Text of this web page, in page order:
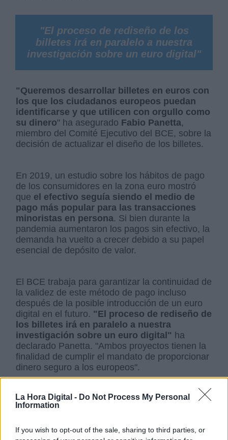
La Hora Digital - Do Not Process My Personal
Information
If you wish to opt-out of the sale, sharing to third parties, or
"El proceso de rediseño de los
billetes irá en paralelo a nuestra
investigación sobre un euro digital"
"Queremos desarrollar billetes en euros con
los que los ciudadanos europeos puedan
identificarse y que utilicen con orgullo como
su dinero" ha asegurado Fabio Panetta,
miembro del Comité Ejecutivo del BCE, sobre la
decisión de actualizar el diseño de los billetes.
En 2019, un estudio sobre los hábitos de pago
de los consumidores en la zona euro mostró
que el efectivo seguía siendo el medio de
pago más popular para las transacciones
minoristas en persona. Si bien durante la
pandemia aumentaron los pagos sin efectivo, la
demanda ha vuelto a crecer debido a su papel
esencial de depósito de valor.
El BCE trabaja para garantizar la continuidad de
la validez de este método de pago incluso
después de la posible introducción de un euro
digital en el futuro. "El proceso de rediseño de
los billetes irá en paralelo a nuestra
investigación sobre un euro digital" ha
declarado Panetta. "Ambos proyectos tienen la
finalidad de cumplir el mandato de proporcionar
dinero seguro a los europeos".